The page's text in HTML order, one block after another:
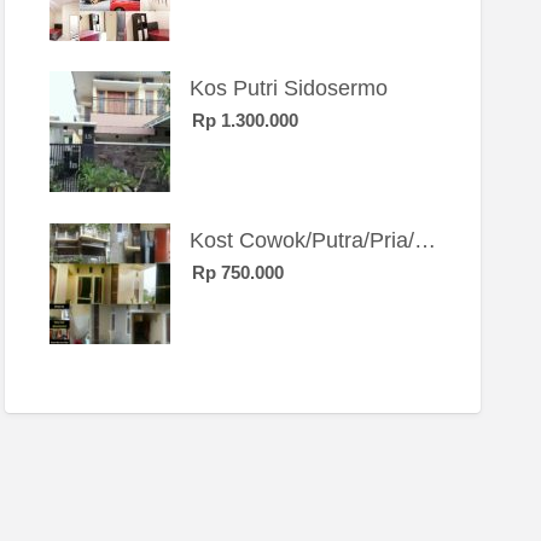
Kos Putri Sidosermo
Rp 1.300.000
Kost Cowok/Putra/Pria/Mahasiswa/Karyawan SIngle eksklusif bangunan baru
Rp 750.000